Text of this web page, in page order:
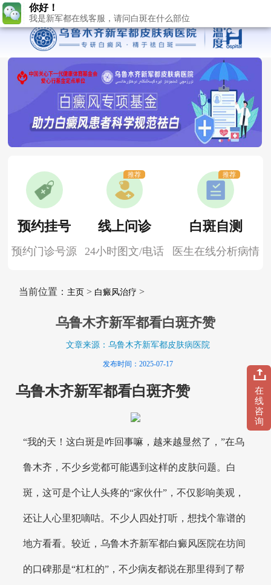
预约挂号
预约门诊号源
线上问诊
24小时图文/电话
推荐
白斑自测
医生在线分析病情
推荐
当前位置： 主页> 白癜风治疗 >
乌鲁木齐新军都看白斑齐赞
文章来源：乌鲁木齐新军都皮肤病医院
发布时间：2025-07-17
乌鲁木齐新军都看白斑齐赞
“我的天！这白斑是咋回事嘛，越来越显然了，”在乌
鲁木齐，不少乡党都可能遇到这样的皮肤问题。白
斑，这可是个让人头疼的“家伙什”，不仅影响美观，
还让人心里犯嘀咕。不少人四处打听，想找个靠谱的
地方看看。较近，乌鲁木齐新军都白癜风医院在坊间
的口碑那是“杠杠的”，不少病友都说在那里得到了帮
我是新军都在线客服，请问白斑在什么部位
在
线
咨
询